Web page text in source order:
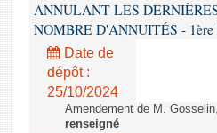
ANNULANT LES
NOMBRE D'ANNUITÉS - 1ère
Date de
dépôt :
25/10/2024
Amendement de M.
renseigné